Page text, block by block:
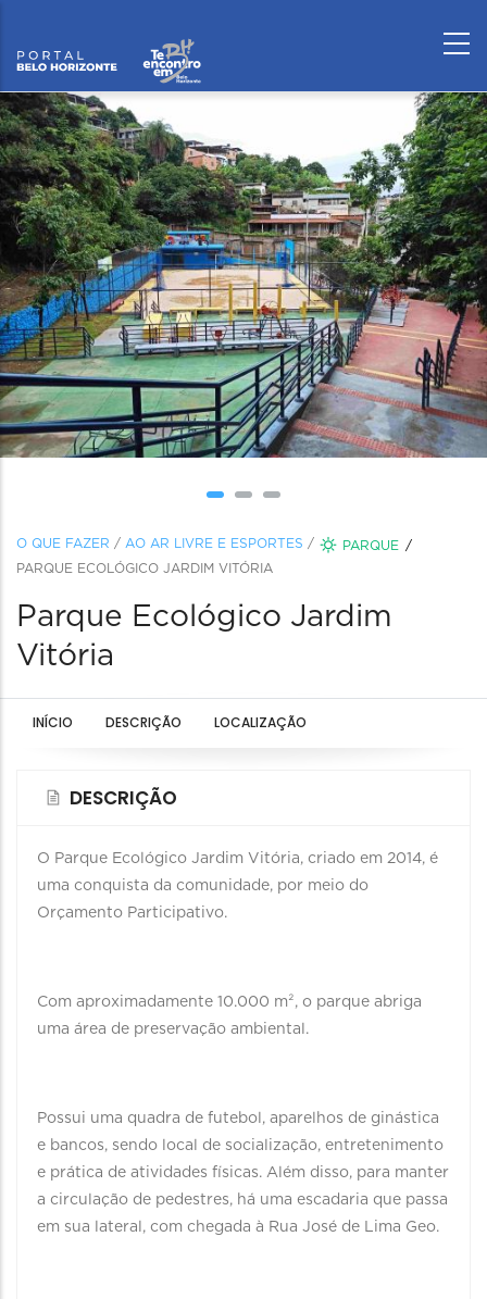
O QUE FAZER / AO AR LIVRE E ESPORTES /
PARQUE
PARQUE ECOLÓGICO JARDIM VITÓRIA
Parque Ecológico Jardim
Vitória
INÍCIO DESCRIÇÃO LOCALIZAÇÃO
DESCRIÇÃO
O Parque Ecológico Jardim Vitória, criado em 2014, é
uma conquista da comunidade, por meio do
Orçamento Participativo.
Com aproximadamente 10.000 m², o parque abriga
uma área de preservação ambiental.
Possui uma quadra de futebol, aparelhos de ginástica
e bancos, sendo local de socialização, entretenimento
e prática de atividades físicas. Além disso, para manter
a circulação de pedestres, há uma escadaria que passa
em sua lateral, com chegada à Rua José de Lima Geo.